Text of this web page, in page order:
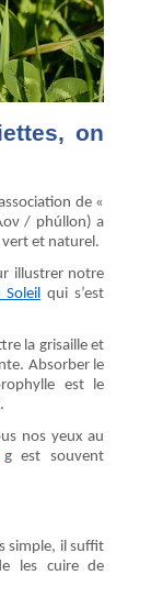
on
de «
/ phúllon) a
et naturel.
illustrer notre
qui s’est
la grisaille et
Absorber le
est le
nos yeux au
est souvent
simple, il suffit
les cuire de